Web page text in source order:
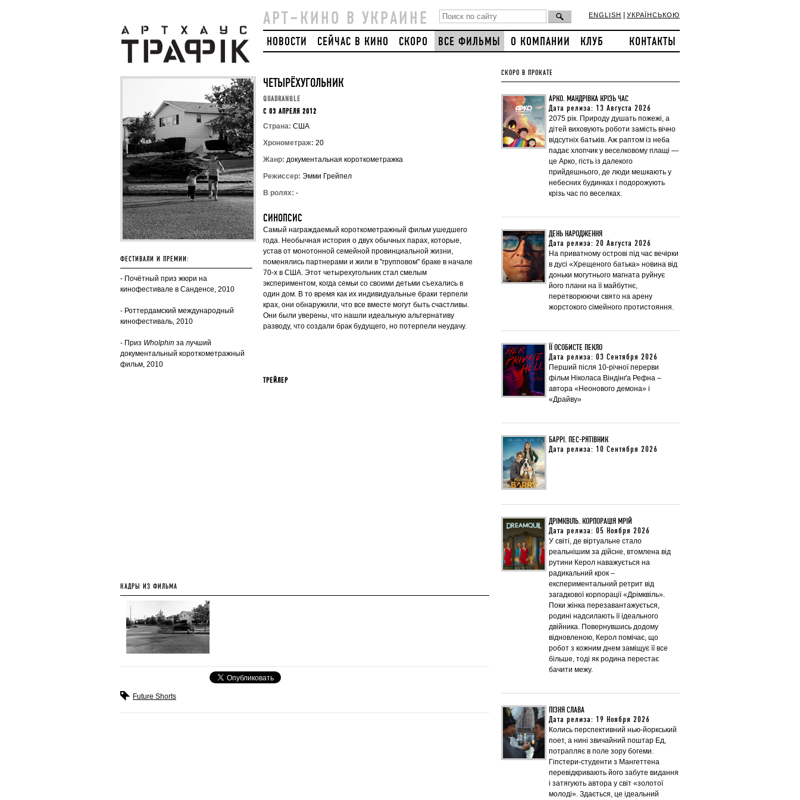
АРТ–КИНО В УКРАИНЕ ENGLISH УКРАЇНСЬКОЮ
НОВОСТИ СЕЙЧАС В КИНО СКОРО ВСЕ ФИЛЬМЫ О КОМПАНИИ КЛУБ КОНТАКТЫ
ФЕСТИВАЛИ И ПРЕМИИ:
- Почётный приз жюри на
кинофестивале в Санденсе, 2010
- Роттердамский международный
кинофестиваль, 2010
- Приз Wholphin за лучший
документальный короткометражный
фильм, 2010
ЧЕТЫРЁХУГОЛЬНИК
QUADRANGLE
C 03 АПРЕЛЯ 2012
Страна: США
Хронометраж: 20
Жанр: документальная короткометражка
Режиссер: Эмми Грейпел
В ролях: -
СИНОПСИС
Самый награждаемый короткометражный фильм ушедшего
года. Необычная история о двух обычных парах, которые,
устав от монотонной семейной провинциальной жизни,
поменялись партнерами и жили в "групповом" браке в начале
70-х в США. Этот четырехугольник стал смелым
экспериментом, когда семьи со своими детьми съехались в
один дом. В то время как их индивидуальные браки терпели
крах, они обнаружили, что все вместе могут быть счастливы.
Они были уверены, что нашли идеальную альтернативу
разводу, что создали брак будущего, но потерпели неудачу.
ТРЕЙЛЕР
КАДРЫ ИЗ ФИЛЬМА
Future Shorts
СКОРО В ПРОКАТЕ
АРКО. МАНДРІВКА КРІЗЬ ЧАС
Дата релиза: 13 Августа 2026
2075 рік. Природу душать пожежі, а
дітей виховують роботи замість вічно
відсутніх батьків. Аж раптом із неба
падає хлопчик у веселковому плащі —
це Арко, гість із далекого
прийдешнього, де люди мешкають у
небесних будинках і подорожують
крізь час по веселках.
ДЕНЬ НАРОДЖЕННЯ
Дата релиза: 20 Августа 2026
На приватному острові під час вечірки
в дусі «Хрещеного батька» новина від
доньки могутнього магната руйнує
його плани на її майбутнє,
перетворюючи свято на арену
жорстокого сімейного протистояння.
ЇЇ ОСОБИСТЕ ПЕКЛО
Дата релиза: 03 Сентября 2026
Перший після 10-річної перерви
фільм Ніколаса Віндінґа Рефна –
автора «Неонового демона» і
«Драйву»
БАРРІ. ПЕС-РЯТІВНИК
Дата релиза: 10 Сентября 2026
ДРІМКВІЛЬ. КОРПОРАЦІЯ МРІЙ
Дата релиза: 05 Ноября 2026
У світі, де віртуальне стало
реальнішим за дійсне, втомлена від
рутини Керол наважується на
радикальний крок –
експериментальний ретрит від
загадкової корпорації «Дрімквіль».
Поки жінка перезавантажується,
родині надсилають її ідеального
двійника. Повернувшись додому
відновленою, Керол помічає, що
робот з кожним днем заміщує її все
більше, тоді як родина перестає
бачити межу.
ПІЗНЯ СЛАВА
Дата релиза: 19 Ноября 2026
Колись перспективний нью-йоркський
поет, а нині звичайний поштар Ед,
потрапляє в поле зору богеми.
Гіпстери-студенти з Мангеттена
перевідкривають його забуте видання
і затягують автора у світ «золотої
молоді». Здається, це ідеальний